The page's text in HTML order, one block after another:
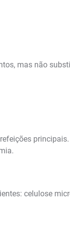
mas não
celulose